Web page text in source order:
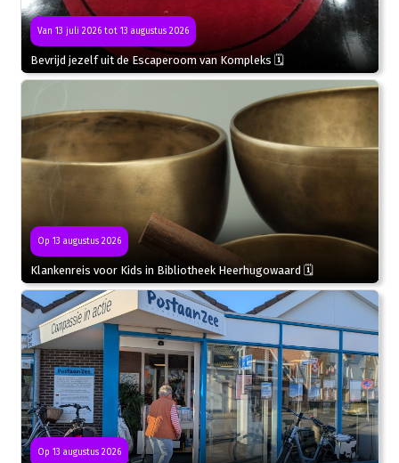
Van 13 juli 2026 tot 13 augustus 2026
Bevrijd jezelf uit de Escaperoom van Kompleks 🗓
Op 13 augustus 2026
Klankenreis voor Kids in Bibliotheek Heerhugowaard 🗓
Op 13 augustus 2026